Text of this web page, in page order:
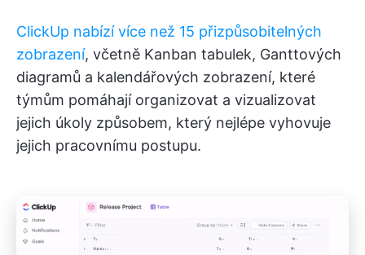
ClickUp nabízí více než 15 přizpůsobitelných
zobrazení, včetně Kanban tabulek, Ganttových
diagramů a kalendářových zobrazení, které
týmům pomáhají organizovat a vizualizovat
jejich úkoly způsobem, který nejlépe vyhovuje
jejich pracovnímu postupu.